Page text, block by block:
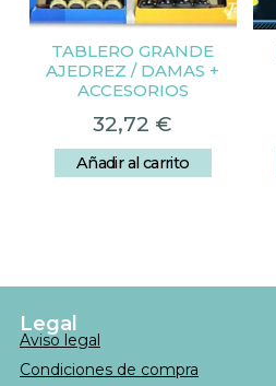
TABLERO GRANDE
AJEDREZ / DAMAS +
ACCESORIOS
32,72 €
Añadir al carrito
Legal
Aviso legal
Condiciones de compra